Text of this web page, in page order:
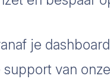
je dashboard
van